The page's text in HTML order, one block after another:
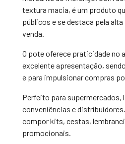
textura macia, é um produto
públicos e se destaca pela
venda.
O pote oferece praticidade no
excelente apresentação,
e para impulsionar compras
Perfeito para supermercados,
conveniências e
compor kits, cestas,
promocionais.